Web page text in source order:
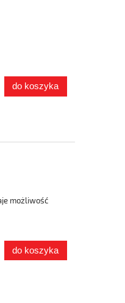
do koszyka
możliwość
do koszyka